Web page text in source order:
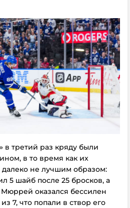
в третий раз кряду были
в то время как их
не лучшим образом:
5 шайб после 25 бросков, а
оказался бессилен
7, что попали в створ его